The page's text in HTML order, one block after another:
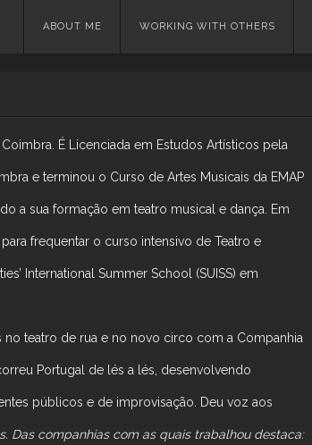
Skip
ABOUT ME WORKING WITH OTHERS
É Licenciada em Estudos Artísticos pela
e terminou o Curso de Artes Musicais da EMAP
a sua formação em teatro musical e dança. Em
frequentar o curso intensivo de Teatro e
International Summer School (SUISS) em
teatro de rua e no novo circo com a Companhia
Portugal de lés a lés, desenvolvendo
públicos e de improvisação. Deu voz aos
Das companhias com as quais trabalhou destaca: